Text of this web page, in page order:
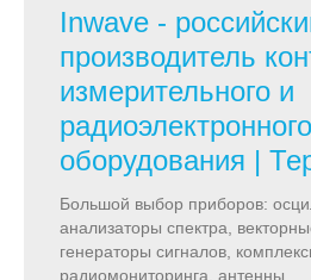
Inwave -
производитель
измерительного и
радиоэлектронного
оборудования |
Большой выбор приборов:
анализаторы спектра,
генераторы сигналов,
радиомониторинга, антенны